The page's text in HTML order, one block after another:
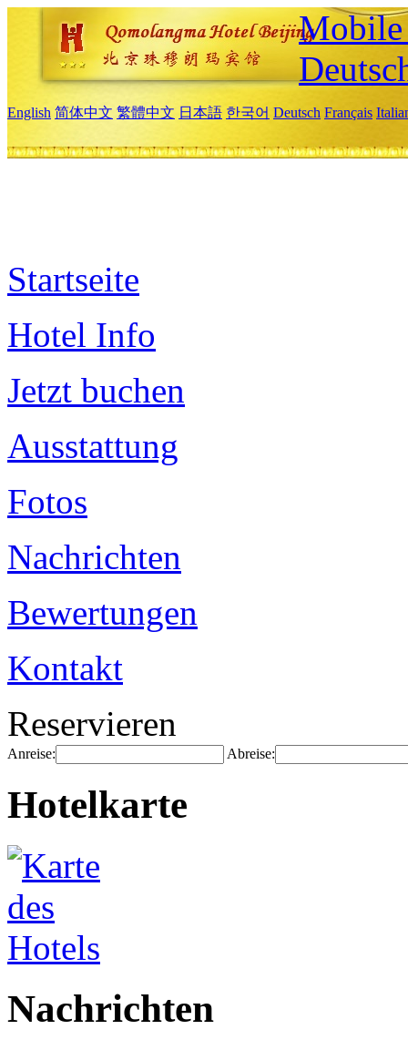
Mobile
English 简体中文 繁體中文 日本語 한국어 Deutsch Français
Startseite
Hotel Info
Jetzt buchen
Ausstattung
Fotos
Nachrichten
Bewertungen
Kontakt
Reservieren
Anreise: Abreise:
Hotelkarte
Nachrichten